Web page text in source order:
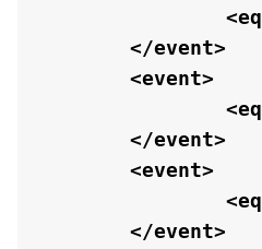
<eq
</event>
<event>
<eq
</event>
<event>
<eq
</event>